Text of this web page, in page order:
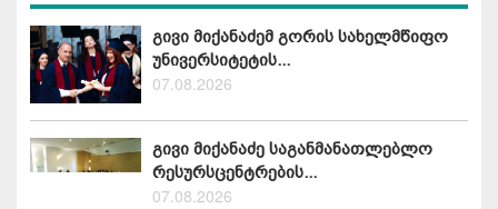
გივი მიქანაძემ გორის სახელმწიფო
უნივერსიტეტის...
07.08.2026
გივი მიქანაძე საგანმანათლებლო
რესურსცენტრების...
07.08.2026